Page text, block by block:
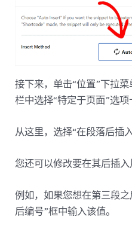
接下来，单击“位置”下拉
栏中选择“特定于页面”选项
从这里，选择“在段落后插入
您还可以修改要在其后插入
例如，如果您想在第三段
后编号”框中​​输入该值。